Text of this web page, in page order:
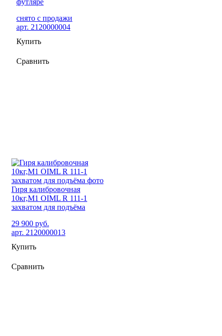
снято с продажи
арт. 2120000004
Купить
Сравнить
Гиря калибровочная
10кг,М1 OIML R 111-1
захватом для подъёма
29 900 руб.
арт. 2120000013
Купить
Сравнить